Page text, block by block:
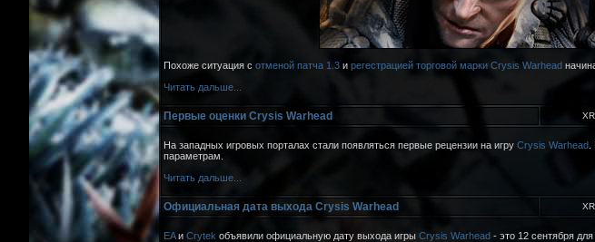
Похоже ситуация с отменой патча 1.3и регестрацией торговой марки Crysis Warhead
Читать дальше...
Первые оценки Crysis Warhead
На западных игровых порталах стали появляться первые рецензии на игру Crysis Warhead.
параметрам.
Читать дальше...
Официальная дата выхода Crysis Warhead
EAи Crytek объявили официальную дату выхода игры Crysis Warhead- это 12 сентября